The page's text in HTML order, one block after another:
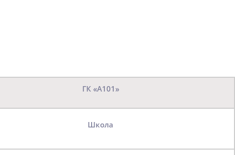
ГК «А101»
Школа